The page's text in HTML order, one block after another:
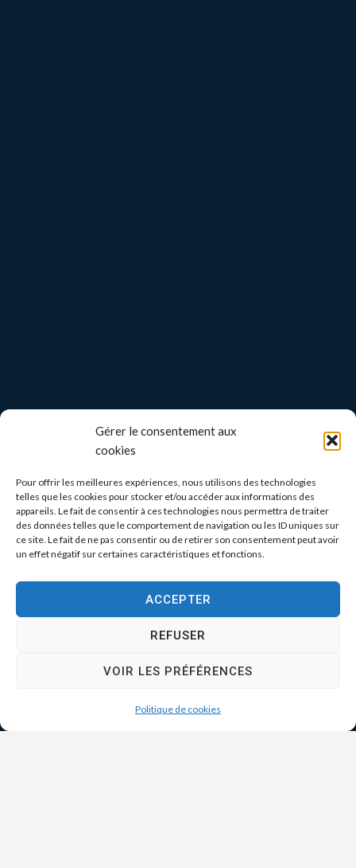
Gérer le consentement aux
cookies
Pour offrir les meilleures expériences, nous utilisons des technologies
telles que les cookies pour stocker et/ou accéder aux informations des
appareils. Le fait de consentir à ces technologies nous permettra de traiter
des données telles que le comportement de navigation ou les ID uniques sur
ce site. Le fait de ne pas consentir ou de retirer son consentement peut avoir
un effet négatif sur certaines caractéristiques et fonctions.
ACCEPTER
REFUSER
VOIR LES PRÉFÉRENCES
Politique de cookies